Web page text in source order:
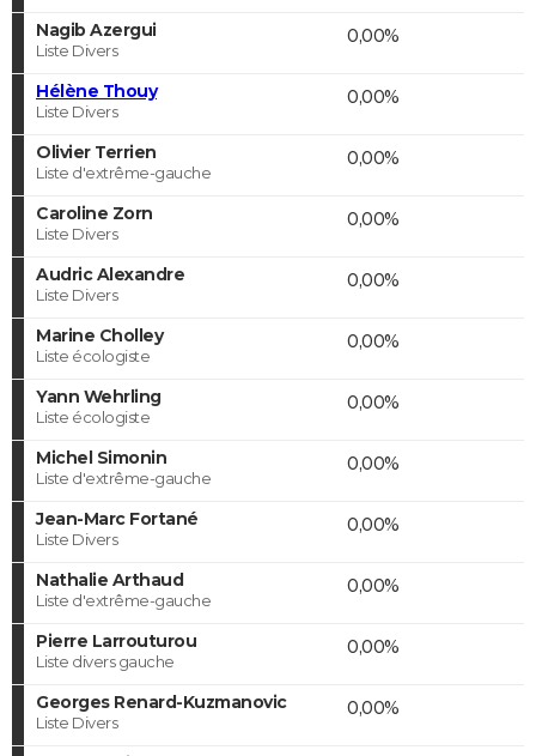
Nagib Azergui
Liste Divers
0,00%
Hélène Thouy
Liste Divers
0,00%
Olivier Terrien
Liste d'extrême-gauche
0,00%
Caroline Zorn
Liste Divers
0,00%
Audric Alexandre
Liste Divers
0,00%
Marine Cholley
Liste écologiste
0,00%
Yann Wehrling
Liste écologiste
0,00%
Michel Simonin
Liste d'extrême-gauche
0,00%
Jean-Marc Fortané
Liste Divers
0,00%
Nathalie Arthaud
Liste d'extrême-gauche
0,00%
Pierre Larrouturou
Liste divers gauche
0,00%
Georges Renard-Kuzmanovic
Liste Divers
0,00%